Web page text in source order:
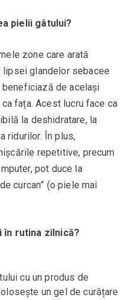
pielii gâtului?
zone care arată
lipsei glandelor sebacee
de același
fața. Acest lucru face ca
la deshidratare, la
ridurilor. În plus,
repetitive, precum
pot duce la
curcan” (o piele mai
în rutina zilnică?
cu un produs de
un gel de curățare